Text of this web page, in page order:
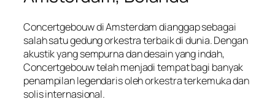
Concertgebouw di Amsterdam dianggap sebagai
salah satu gedung orkestra terbaik di dunia. Dengan
akustik yang sempurna dan desain yang indah,
Concertgebouw telah menjadi tempat bagi banyak
penampilan legendaris oleh orkestra terkemuka dan
solis internasional.